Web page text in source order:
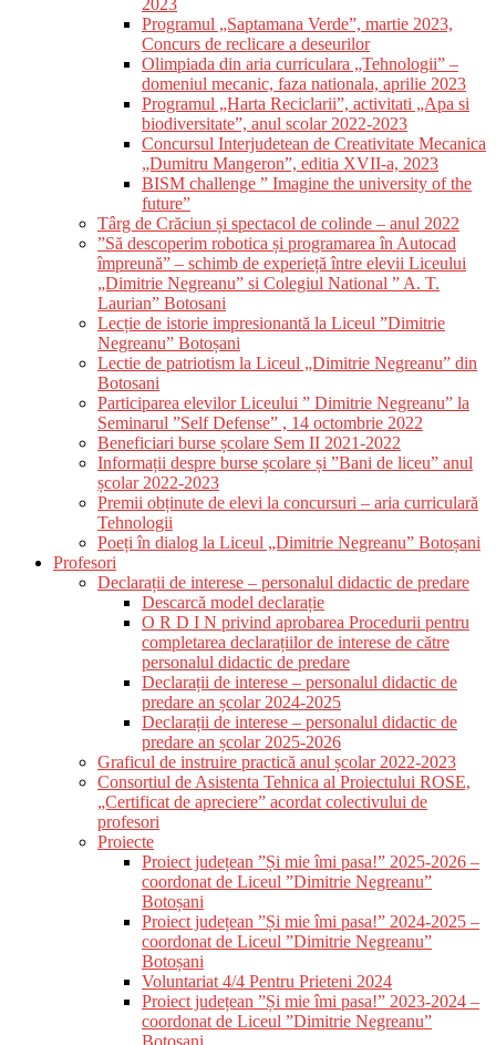
2023
Programul „Saptamana Verde”, martie 2023,
Concurs de reclicare a deseurilor
Olimpiada din aria curriculara „Tehnologii” –
domeniul mecanic, faza nationala, aprilie 2023
Programul „Harta Reciclarii”, activitati „Apa si
biodiversitate”, anul scolar 2022-2023
Concursul Interjudetean de Creativitate Mecanica
„Dumitru Mangeron”, editia XVII-a, 2023
BISM challenge ” Imagine the university of the
future”
Târg de Crăciun și spectacol de colinde – anul 2022
”Să descoperim robotica și programarea în Autocad
împreună” – schimb de experieță între elevii Liceului
„Dimitrie Negreanu” si Colegiul National ” A. T.
Laurian” Botosani
Lecție de istorie impresionantă la Liceul ”Dimitrie
Negreanu” Botoșani
Lectie de patriotism la Liceul „Dimitrie Negreanu” din
Botosani
Participarea elevilor Liceului ” Dimitrie Negreanu” la
Seminarul ”Self Defense” , 14 octombrie 2022
Beneficiari burse școlare Sem II 2021-2022
Informații despre burse școlare și ”Bani de liceu” anul
școlar 2022-2023
Premii obținute de elevi la concursuri – aria curriculară
Tehnologii
Poeți în dialog la Liceul „Dimitrie Negreanu” Botoșani
Profesori
Declarații de interese – personalul didactic de predare
Descarcă model declarație
O R D I N privind aprobarea Procedurii pentru
completarea declarațiilor de interese de către
personalul didactic de predare
Declarații de interese – personalul didactic de
predare an școlar 2024-2025
Declarații de interese – personalul didactic de
predare an școlar 2025-2026
Graficul de instruire practică anul școlar 2022-2023
Consortiul de Asistenta Tehnica al Proiectului ROSE,
„Certificat de apreciere” acordat colectivului de
profesori
Proiecte
Proiect județean ”Și mie îmi pasa!” 2025-2026 –
coordonat de Liceul ”Dimitrie Negreanu”
Botoșani
Proiect județean ”Și mie îmi pasa!” 2024-2025 –
coordonat de Liceul ”Dimitrie Negreanu”
Botoșani
Voluntariat 4/4 Pentru Prieteni 2024
Proiect județean ”Și mie îmi pasa!” 2023-2024 –
coordonat de Liceul ”Dimitrie Negreanu”
Botoșani